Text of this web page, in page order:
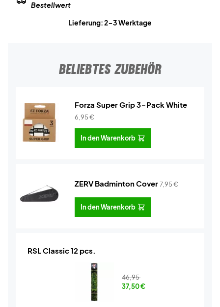
Bestellwert
Lieferung: 2-3 Werktage
BELIEBTES ZUBEHÖR
Forza Super Grip 3-Pack White
6,95€
In den Warenkorb
ZERV Badminton Cover7,95€
In den Warenkorb
RSL Classic 12 pcs.
46,95
37,50€